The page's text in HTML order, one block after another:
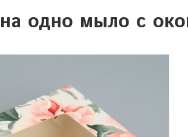
одно мыло с